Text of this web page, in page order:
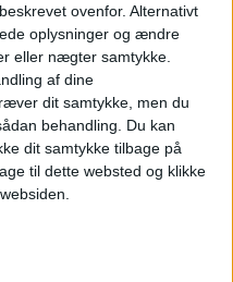
ovenfor. Alternativt
oplysninger og ændre
eller nægter samtykke.
af dine
dit samtykke, men du
behandling.
Du kan
dit samtykke tilbage på
til dette websted og klikke
overtager Easyjet for
med budkamp
total